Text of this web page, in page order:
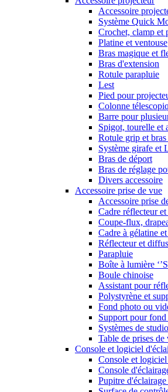
Accessoire
Système Quick
Crochet, clamp et
Platine et ventouse
Bras magique et
Bras d'extension
Rotule parapluie
Lest
Pied pour
Colonne
Barre pour
Spigot, tourelle et
Rotule grip et
Système girafe et
Bras de déport
Bras de réglage
Divers accessoire
Accessoire prise de vue
Accessoire prise
Cadre réflecteur
Coupe-flux,
Cadre à gélatine
Réflecteur et
Parapluie
Boîte à lumière
Boule chinoise
Assistant pour
Polystyrène et
Fond photo ou
Support pour
Systèmes de
Table de prises de
Console et logiciel
Console et
Console
Pupitre